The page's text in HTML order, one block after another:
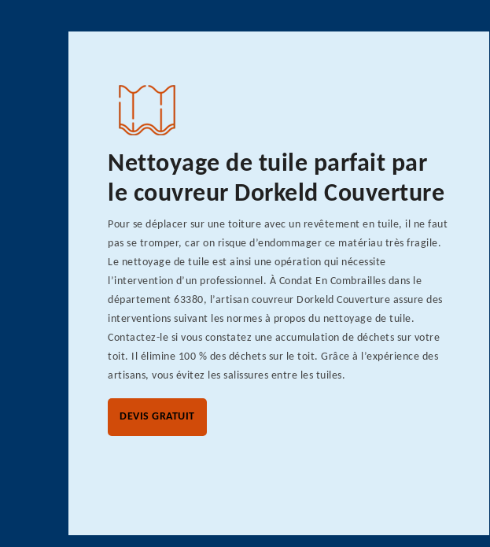
Nettoyage de tuile parfait par
le couvreur Dorkeld Couverture
Pour se déplacer sur une toiture avec un revêtement en tuile, il ne faut
pas se tromper, car on risque d’endommager ce matériau très fragile.
Le nettoyage de tuile est ainsi une opération qui nécessite
l’intervention d’un professionnel. À Condat En Combrailles dans le
département 63380, l’artisan couvreur Dorkeld Couverture assure des
interventions suivant les normes à propos du nettoyage de tuile.
Contactez-le si vous constatez une accumulation de déchets sur votre
toit. Il élimine 100 % des déchets sur le toit. Grâce à l’expérience des
artisans, vous évitez les salissures entre les tuiles.
DEVIS GRATUIT